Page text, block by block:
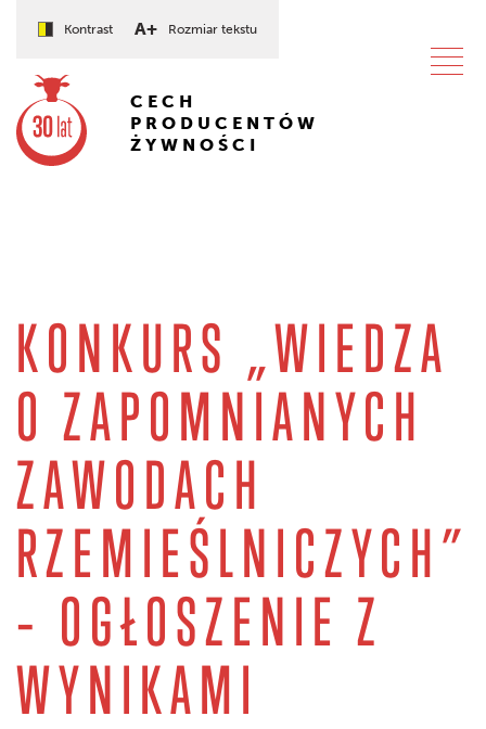
Kontrast A+ Rozmiar tekstu
CECH
PRODUCENTÓW
ŻYWNOŚCI
KONKURS „WIEDZA
O ZAPOMNIANYCH
ZAWODACH
RZEMIEŚLNICZYCH”
– OGŁOSZENIE Z
WYNIKAMI